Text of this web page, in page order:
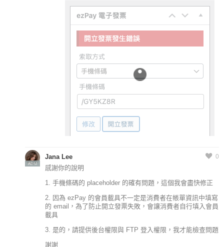
ADM
0
Jana Lee
感謝你的說明
1. 手機條碼的 placeholder 的確有問題，這個我會盡快修正
2. 因為 ezPay 的會員載具不一定是消費者在帳單資訊中填寫
的 email，為了防止開立發票失敗，會讓消費者自行填入會員
載具
3. 是的，請提供後台權限與 FTP 登入權限，我才能檢查問題
謝謝